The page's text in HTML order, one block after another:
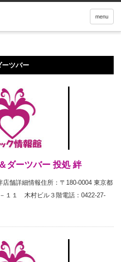
menu
ーツバー
ダーツバー 投処 絆
舗詳細情報住所：〒180-0004 東京都
１１ 木村ビル３階電話：0422-27-